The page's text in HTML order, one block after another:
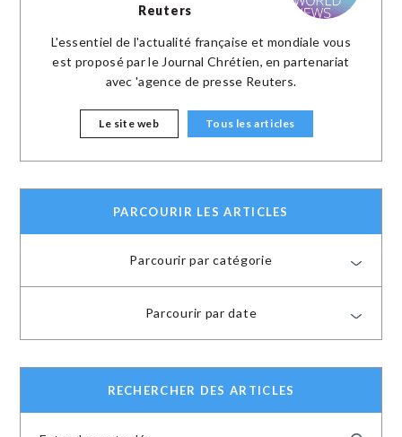
Reuters
L'essentiel de l'actualité française et mondiale vous
est proposé par le Journal Chrétien, en partenariat
avec 'agence de presse Reuters.
Le site web Tous les articles
PARCOURIR LES ARTICLES
Parcourir par catégorie
Parcourir par date
RECHERCHER DES ARTICLES